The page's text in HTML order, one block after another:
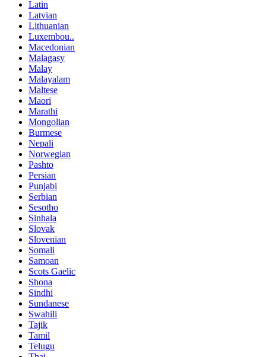
Latin
Latvian
Lithuanian
Luxembou..
Macedonian
Malagasy
Malay
Malayalam
Maltese
Maori
Marathi
Mongolian
Burmese
Nepali
Norwegian
Pashto
Persian
Punjabi
Serbian
Sesotho
Sinhala
Slovak
Slovenian
Somali
Samoan
Scots Gaelic
Shona
Sindhi
Sundanese
Swahili
Tajik
Tamil
Telugu